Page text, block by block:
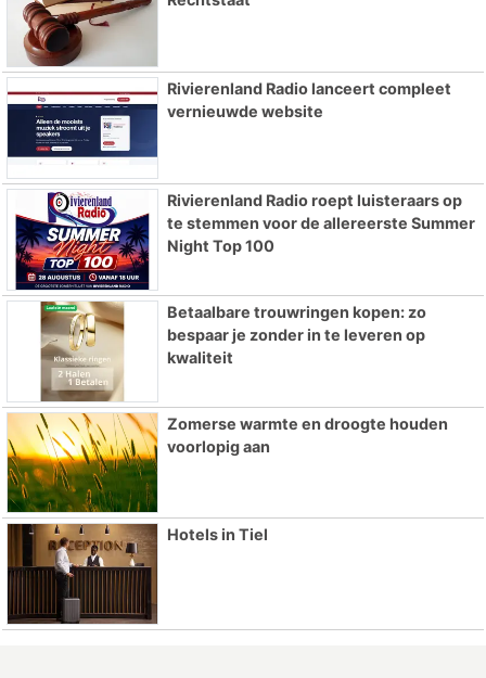
Rivierenland Radio lanceert compleet
vernieuwde website
Rivierenland Radio roept luisteraars op
te stemmen voor de allereerste Summer
Night Top 100
Betaalbare trouwringen kopen: zo
bespaar je zonder in te leveren op
kwaliteit
Zomerse warmte en droogte houden
voorlopig aan
Hotels in Tiel